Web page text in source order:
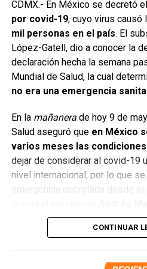
demostrado que este equipo
enorme. Eliminar al
increíble”.
La prensa deportiva
de la sorpresa. “¡Milagro en el
al gigante”, “Noche para la
fueron algunos de los titulares
Ahora, el Inter de Milán espera
de la otra semifinal entre PSG y
levantar la ‘Orejona’ después
el Barcelona, ​​la eliminación
Lo que es seguro es que esta
solo marca su regreso a la élite
que también nos recuerda la
emocionante de este deporte,
CDMX.- En México se decretó el
por covid-19, cuyo virus causó
mil personas en el país. El
López-Gatell, dio a conocer la
declaración hecha la semana
Mundial de Salud, la cual
no era una emergencia
En la mañanerade hoy 9 de
Salud aseguró que en México
varios meses las
dejar de considerar al covid-19
nivel internacional, por lo que
emergencia decretada desde el
firmó un decreto para
CONTINUAR